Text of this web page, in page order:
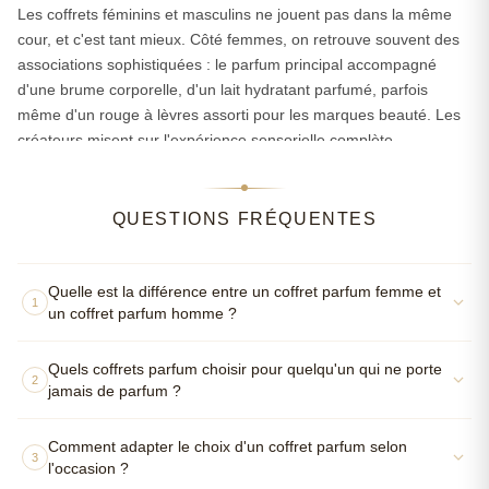
adopter toute la gamme après avoir testé le coffret.
Armani, Azzaro, Burberry, Cartier, Givenchy, Lancôme... Ces
noms parlent d'eux-mêmes, mais ce qui compte vraiment, c'est
de tomber sur LE coffret qui correspond exactement à la
personne qui va le recevoir. Et ça, c'est tout un art — qu'on
Les coffrets féminins et masculins ne jouent pas dans la même
cour, et c'est tant mieux. Côté femmes, on retrouve souvent des
associations sophistiquées : le parfum principal accompagné
d'une brume corporelle, d'un lait hydratant parfumé, parfois
même d'un rouge à lèvres assorti pour les marques beauté. Les
créateurs misent sur l'expérience sensorielle complète —
Belle, tout comme Chloé qui propose régulièrement des duos
parfum-lait corps particulièrement réussis.
travaillée. Les coffrets Hugo Boss ou Calvin Klein intègrent
souvent un gel douche et un déodorant — l'idée étant de
des contenants, avec parfois une miniature voyage qui change
fragrances boisées ou fraîches — on a rarement eu de retour
QUESTIONS FRÉQUENTES
1
Quelle est la différence entre un coffret parfum femme et
un coffret parfum homme ?
2
Quels coffrets parfum choisir pour quelqu'un qui ne porte
jamais de parfum ?
3
Comment adapter le choix d'un coffret parfum selon
l'occasion ?